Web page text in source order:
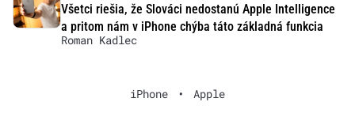
Všetci riešia, že Slováci nedostanú Apple Intelligence
a pritom nám v iPhone chýba táto základná funkcia
Roman Kadlec
iPhone • Apple